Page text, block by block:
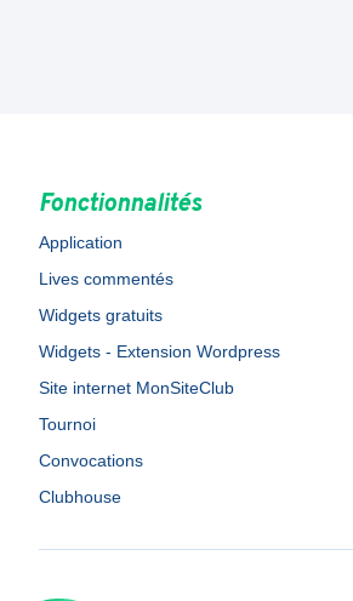
Fonctionnalités
Application
Lives commentés
Widgets gratuits
Widgets - Extension Wordpress
Site internet MonSiteClub
Tournoi
Convocations
Clubhouse